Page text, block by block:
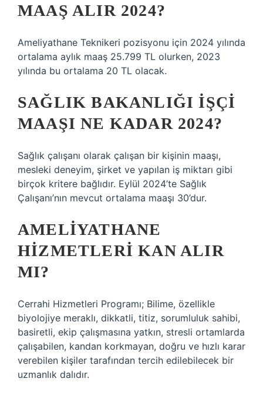
MAAŞ ALIR 2024?
Ameliyathane Teknikeri pozisyonu için 2024 yılında
ortalama aylık maaş 25.799 TL olurken, 2023
yılında bu ortalama 20 TL olacak.
SAĞLIK BAKANLIĞI IŞÇI
MAAŞI NE KADAR 2024?
Sağlık çalışanı olarak çalışan bir kişinin maaşı,
mesleki deneyim, şirket ve yapılan iş miktarı gibi
birçok kritere bağlıdır. Eylül 2024’te Sağlık
Çalışanı’nın mevcut ortalama maaşı 30’dur.
AMELIYATHANE
HIZMETLERI KAN ALIR
MI?
Cerrahi Hizmetleri Programı; Bilime, özellikle
biyolojiye meraklı, dikkatli, titiz, sorumluluk sahibi,
basiretli, ekip çalışmasına yatkın, stresli ortamlarda
çalışabilen, kandan korkmayan, doğru ve hızlı karar
verebilen kişiler tarafından tercih edilebilecek bir
uzmanlık dalıdır.